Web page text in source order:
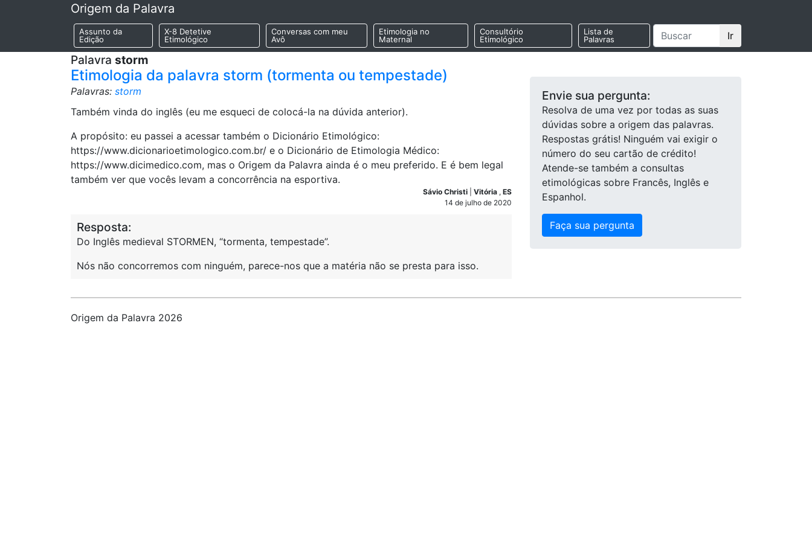
Origem da Palavra
Assunto da
Edição
X-8 Detetive
Etimológico
Conversas com meu
Avô
Etimologia no
Maternal
Consultório
Etimológico
Lista de
Palavras
Ir
Palavra storm
Etimologia da palavra storm (tormenta ou tempestade)
Palavras: storm
Também vinda do inglês (eu me esqueci de colocá-la na dúvida anterior).
A propósito: eu passei a acessar também o Dicionário Etimológico:
https://www.dicionarioetimologico.com.br/ e o Dicionário de Etimologia Médico:
https://www.dicimedico.com, mas o Origem da Palavra ainda é o meu preferido. E é bem legal
também ver que vocês levam a concorrência na esportiva.
Sávio Christi Vitória , ES
14 de julho de 2020
Resposta:
Do Inglês medieval STORMEN, “tormenta, tempestade”.
Nós não concorremos com ninguém, parece-nos que a matéria não se presta para isso.
Envie sua pergunta:
Resolva de uma vez por todas as suas
dúvidas sobre a origem das palavras.
Respostas grátis! Ninguém vai exigir o
número do seu cartão de crédito!
Atende-se também a consultas
etimológicas sobre Francês, Inglês e
Espanhol.
Faça sua pergunta
Origem da Palavra 2026